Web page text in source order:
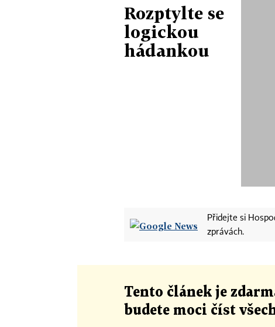
Rozptylte se
logickou
hádankou
Přidejte si
zprávách.
Tento článek je
budete moci číst